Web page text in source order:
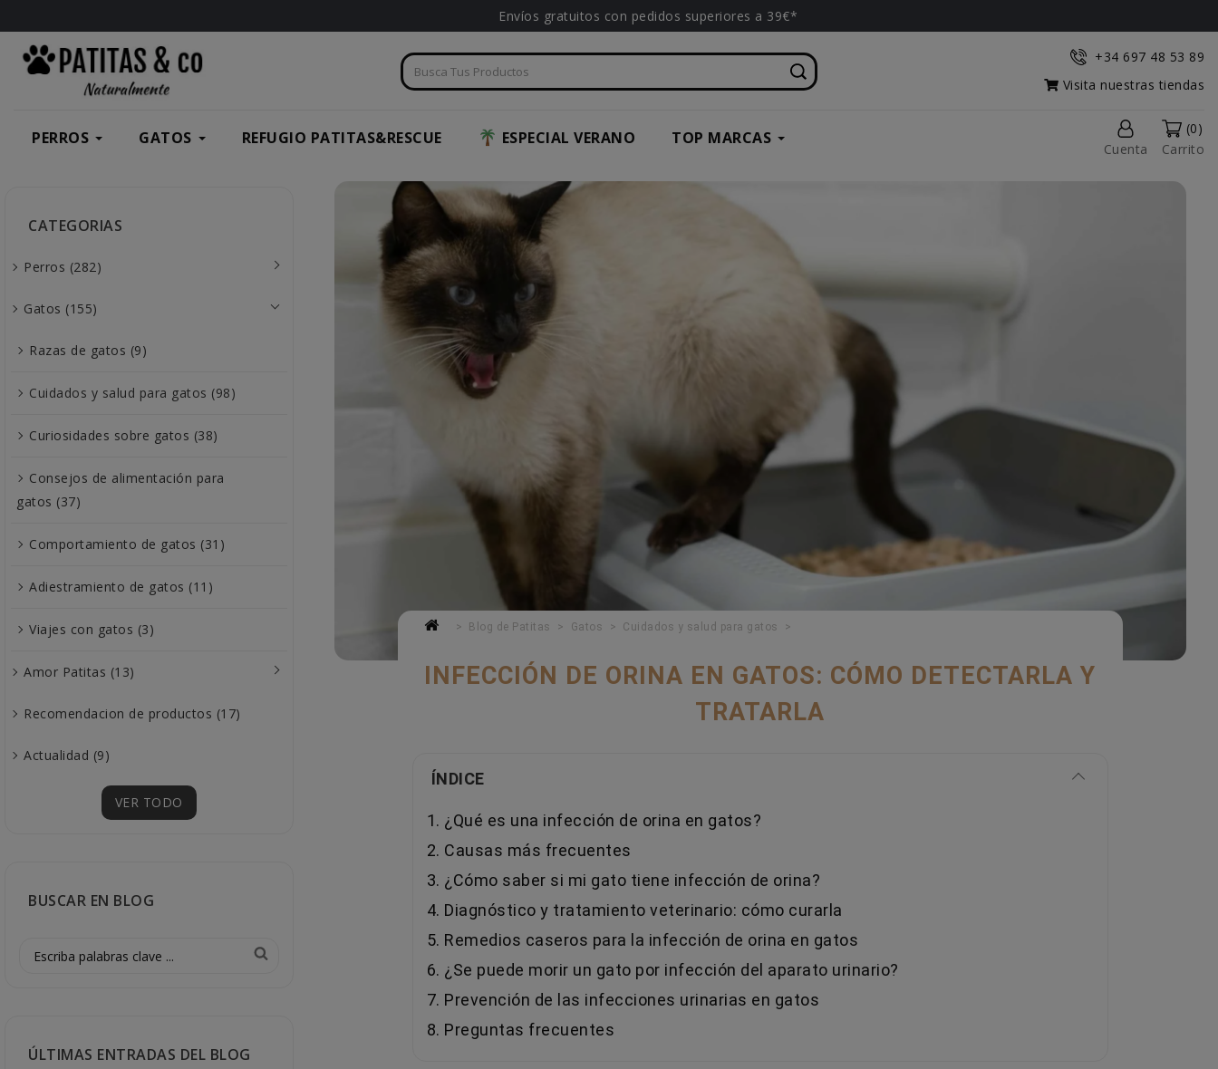
Envíos gratuitos con pedidos superiores a 39€*
+34 697 48 53 89
Visita nuestras tiendas
PERROS GATOS REFUGIO PATITAS&RESCUE ESPECIAL VERANO TOP MARCAS
Cuenta
(0)
Carrito
CATEGORIAS
Perros (282)
Gatos (155)
Razas de gatos (9)
Cuidados y salud para gatos (98)
Curiosidades sobre gatos (38)
Consejos de alimentación para
gatos (37)
Comportamiento de gatos (31)
Adiestramiento de gatos (11)
Viajes con gatos (3)
Amor Patitas (13)
Recomendacion de productos (17)
Actualidad (9)
VER TODO
BUSCAR EN BLOG
ÚLTIMAS ENTRADAS DEL BLOG
Blog de Patitas Gatos Cuidados y salud para gatos
INFECCIÓN DE ORINA EN GATOS: CÓMO DETECTARLA Y
TRATARLA
ÍNDICE
1. ¿Qué es una infección de orina en gatos?
2. Causas más frecuentes
3. ¿Cómo saber si mi gato tiene infección de orina?
4. Diagnóstico y tratamiento veterinario: cómo curarla
5. Remedios caseros para la infección de orina en gatos
6. ¿Se puede morir un gato por infección del aparato urinario?
7. Prevención de las infecciones urinarias en gatos
8. Preguntas frecuentes